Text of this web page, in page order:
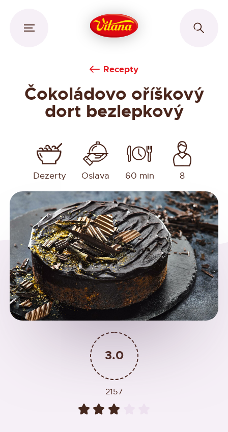
Recepty
Čokoládovo oříškový
dort bezlepkový
Dezerty Oslava 60 min 8
3.0
2157